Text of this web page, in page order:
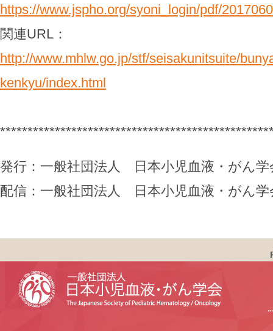
https://www.jspho.org/syoni_login/pdf/
関連URL：
http://www.mhlw.go.jp/stf/seisakunitsuite/
kenkyu/index.html
発行：一般社団法人 日本小児血液・がん
配信：一般社団法人 日本小児血液・がん